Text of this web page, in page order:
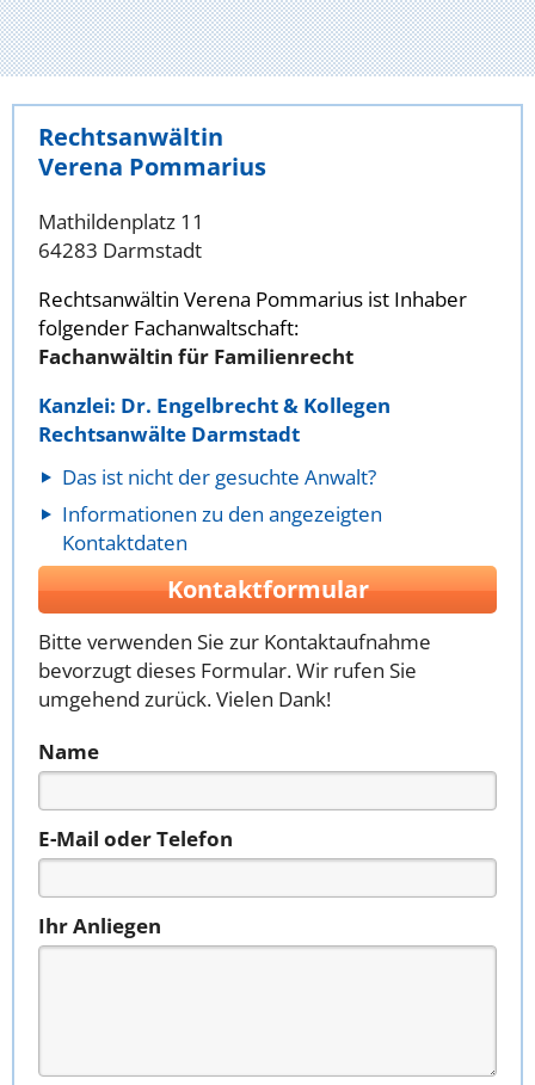
Rechtsanwältin
Verena Pommarius
Mathildenplatz 11
64283 Darmstadt
Rechtsanwältin Verena Pommarius ist Inhaber
folgender Fachanwaltschaft:
Fachanwältin für Familienrecht
Kanzlei: Dr. Engelbrecht & Kollegen
Rechtsanwälte Darmstadt
Das ist nicht der gesuchte Anwalt?
Informationen zu den angezeigten
Kontaktdaten
Kontaktformular
Bitte verwenden Sie zur Kontaktaufnahme
bevorzugt dieses Formular. Wir rufen Sie
umgehend zurück. Vielen Dank!
Name
E-Mail oder Telefon
Ihr Anliegen